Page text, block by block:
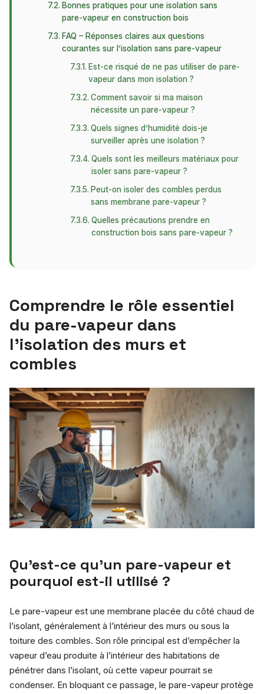
Bonnes pratiques pour une isolation sans
pare-vapeur en construction bois
FAQ – Réponses claires aux questions
courantes sur l’isolation sans pare-vapeur
Est-ce risqué de ne pas utiliser de pare-
vapeur dans mon isolation ?
Comment savoir si ma maison
nécessite un pare-vapeur ?
Quels signes d’humidité dois-je
surveiller après une isolation ?
Quels sont les meilleurs matériaux pour
isoler sans pare-vapeur ?
Peut-on isoler des combles perdus
sans membrane pare-vapeur ?
Quelles précautions prendre en
construction bois sans pare-vapeur ?
Comprendre le rôle essentiel
du pare-vapeur dans
l’isolation des murs et
combles
Qu’est-ce qu’un pare-vapeur et
pourquoi est-il utilisé ?
Le pare-vapeur est une membrane placée du côté chaud de
l’isolant, généralement à l’intérieur des murs ou sous la
toiture des combles. Son rôle principal est d’empêcher la
vapeur d’eau produite à l’intérieur des habitations de
pénétrer dans l’isolant, où cette vapeur pourrait se
condenser. En bloquant ce passage, le pare-vapeur protège